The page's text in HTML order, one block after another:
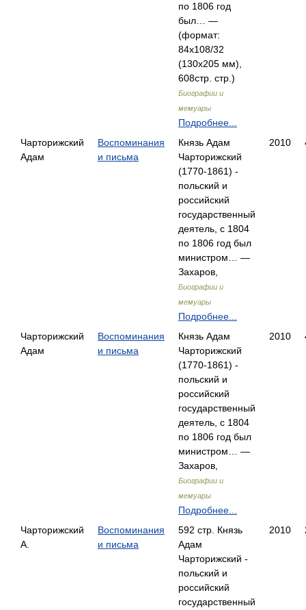
по 1806 год
был… —
(формат:
84x108/32
(130х205 мм),
608стр. стр.)
Биографии и
мемуары
Подробнее...
Чарторижский
Адам
Воспоминания
и письма
Князь Адам
Чарторижский
(1770-1861) -
польский и
российский
государственный
деятель, с 1804
по 1806 год был
министром… —
Захаров,
Биографии и
мемуары
Подробнее...
2010
Чарторижский
Адам
Воспоминания
и письма
Князь Адам
Чарторижский
(1770-1861) -
польский и
российский
государственный
деятель, с 1804
по 1806 год был
министром… —
Захаров,
Биографии и
мемуары
Подробнее...
2010
Чарторижский
А.
Воспоминания
и письма
592 стр. Князь
Адам
Чарторижский -
польский и
российский
государственный
2010